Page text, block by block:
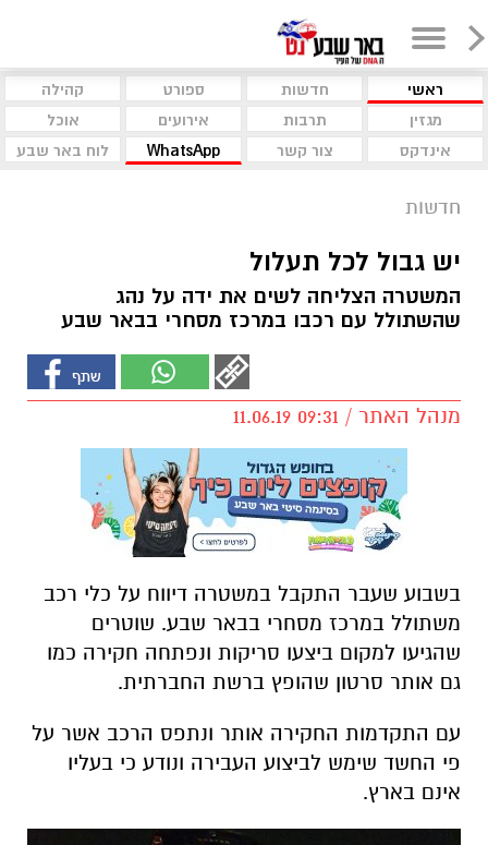
ראשי חדשות ספורט
קהילה
מגזין
תרבות אירועים
אוכל
אינדקס
צור קשר WhatsApp לוח באר שבע
חדשות
יש גבול לכל תעלול
המשטרה הצליחה לשים את ידה על נהג
שהשתולל עם רכבו במרכז מסחרי בבאר שבע
מנהל האתר / 09:31 11.06.19
בשבוע שעבר התקבל במשטרה דיווח על כלי רכב
משתולל במרכז מסחרי בבאר שבע. שוטרים
שהגיעו למקום ביצעו סריקות ונפתחה חקירה כמו
גם אותר סרטון שהופץ ברשת החברתית.
עם התקדמות החקירה אותר ונתפס הרכב אשר על
פי החשד שימש לביצוע העבירה ונודע כי בעליו
אינם בארץ.